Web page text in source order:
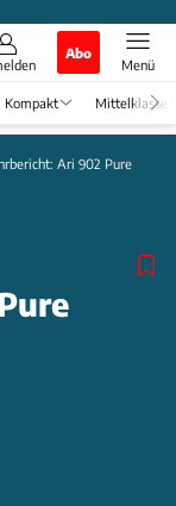
Abo
Menü
Kompakt Mittelklasse
Ari 902 Pure